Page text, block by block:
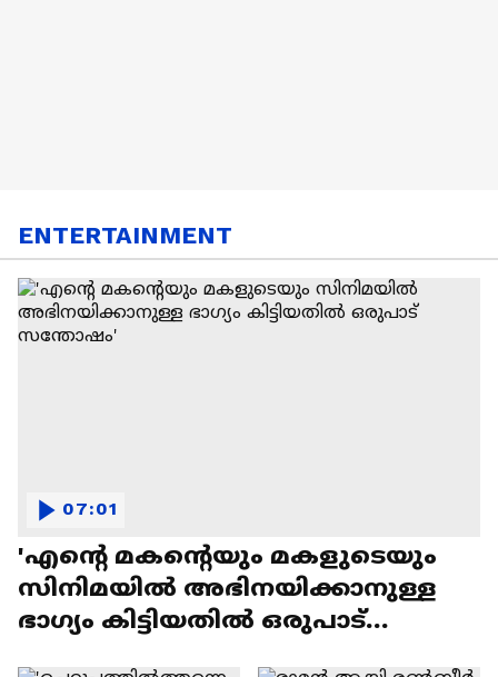
ENTERTAINMENT
'എന്റെ മകന്റെയും മകളുടെയും
സിനിമയിൽ അഭിനയിക്കാനുള്ള
ഭാഗ്യം കിട്ടിയതിൽ ഒരുപാട്
07:01